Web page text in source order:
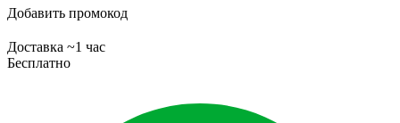
Добавить промокод
Доставка ~1 час
Бесплатно